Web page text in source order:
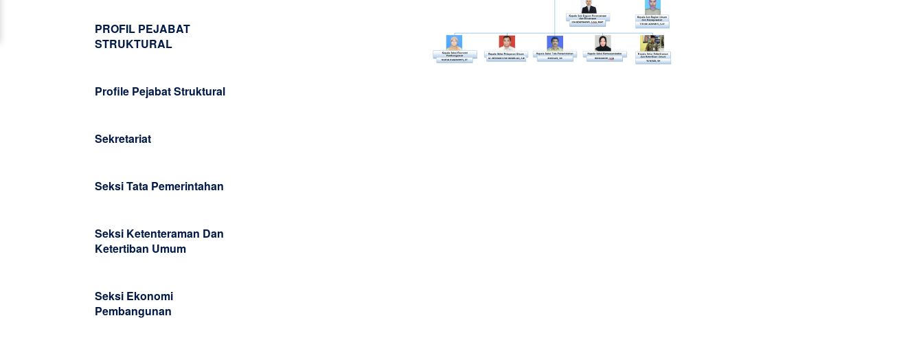
PROFIL PEJABAT
STRUKTURAL
Profile Pejabat Struktural
Sekretariat
Seksi Tata Pemerintahan
Seksi Ketenteraman Dan
Ketertiban Umum
Seksi Ekonomi
Pembangunan